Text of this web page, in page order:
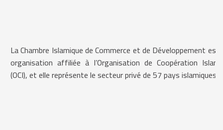
La Chambre Islamique de Commerce et de Développement est
organisation affiliée à l’Organisation de Coopération
(OCI), et elle représente le secteur privé de 57 pays islamiques.